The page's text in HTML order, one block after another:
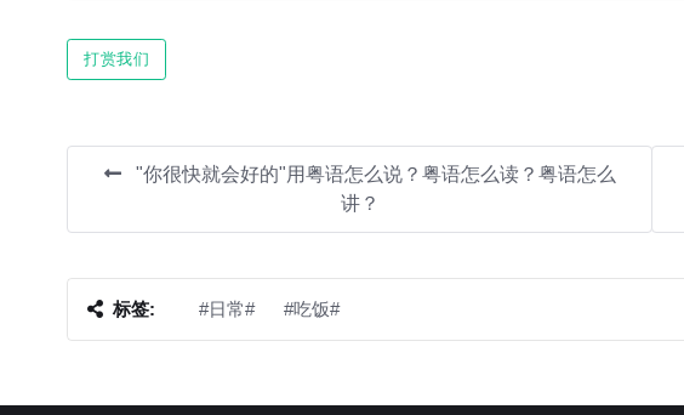
打赏我们
"你很快就会好的"用粤语怎么说？粤语怎么读？粤语怎么
讲？
标签: #日常# #吃饭#